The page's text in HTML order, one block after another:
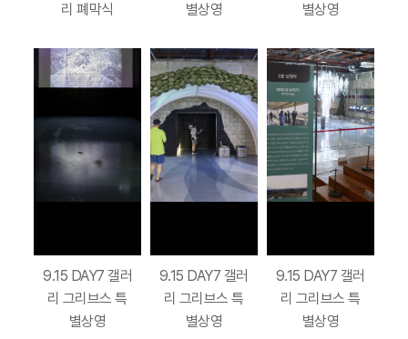
리 폐막식
별상영
별상영
9.15 DAY7 갤러
리 그리브스 특
별상영
9.15 DAY7 갤러
리 그리브스 특
별상영
9.15 DAY7 갤러
리 그리브스 특
별상영